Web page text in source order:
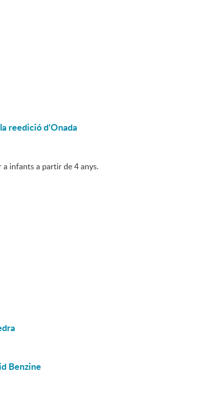
reedició d'Onada
infants a partir de 4 anys.
Benzine